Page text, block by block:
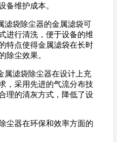
备维护成本。
滤袋除尘器的金属滤袋可
进行清洗，便于设备的维
特点使得金属滤袋在长时
除尘效果。
属滤袋除尘器在设计上充
，采用先进的气流分布技
理的清灰方式，降低了设
尘器在环保和效率方面的